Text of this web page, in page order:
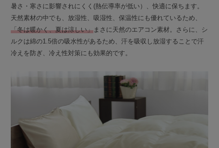
暑さ・寒さに影響されにくく(熱伝導率が低い）、快適に保ちます。
天然素材の中でも、放湿性、吸湿性、保温性にも優れているため、
「冬は暖かく、夏は涼しい」まさに天然のエアコン素材。さらに、シ
ルクは綿の1.5倍の吸水性があるため、汗を吸収し放湿することで汗
冷えを防ぎ、冷え性対策にも効果的です。